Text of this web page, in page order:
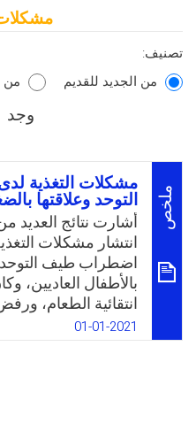
تصنيف:
من الجديد للقديم
من
وجد 1 بنود
ملخص
مشکلات التغذية
التوحد وعلاقتها
أشارت نتائج العديد
انتشار مشكلات
اضطراب طيف التوحد
بالأطفال العاديين،
انتقائية الطعام،
الأطعمة التي
المتكررة،
01-01-2021